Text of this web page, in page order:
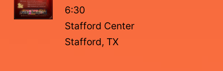
6:30
Stafford Center
Stafford, TX